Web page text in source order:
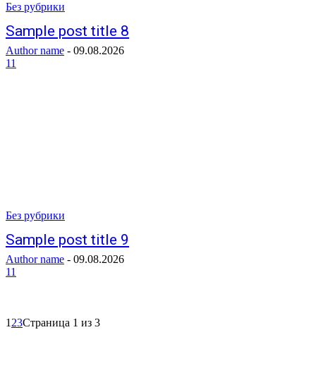
Без рубрики
Sample post title 8
Author name - 09.08.2026
11
Без рубрики
Sample post title 9
Author name - 09.08.2026
11
1 23Страница 1 из 3